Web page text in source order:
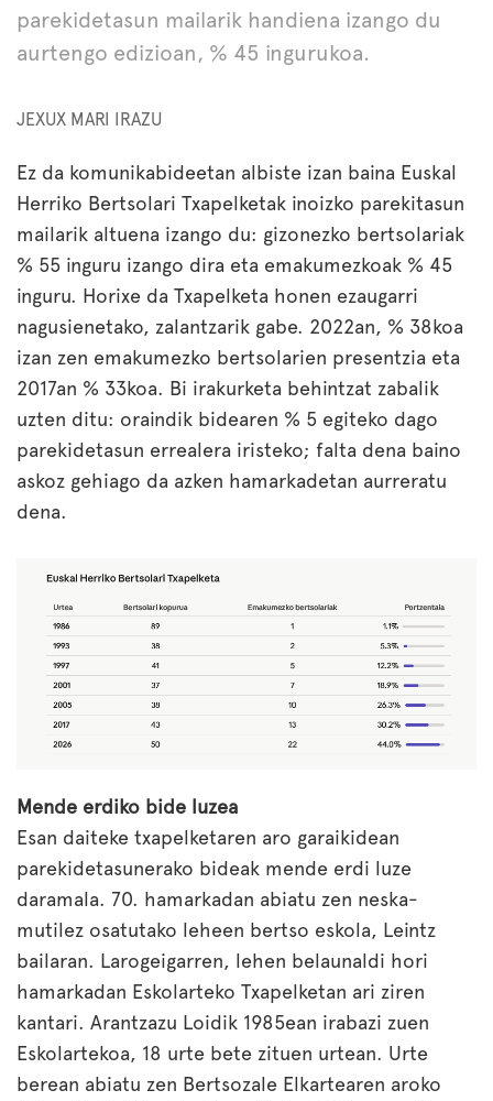
parekidetasun mailarik handiena izango du
aurtengo edizioan, % 45 ingurukoa.
JEXUX MARI IRAZU
Ez da komunikabideetan albiste izan baina Euskal
Herriko Bertsolari Txapelketak inoizko parekitasun
mailarik altuena izango du: gizonezko bertsolariak
% 55 inguru izango dira eta emakumezkoak % 45
inguru. Horixe da Txapelketa honen ezaugarri
nagusienetako, zalantzarik gabe. 2022an, % 38koa
izan zen emakumezko bertsolarien presentzia eta
2017an % 33koa. Bi irakurketa behintzat zabalik
uzten ditu: oraindik bidearen % 5 egiteko dago
parekidetasun errealera iristeko; falta dena baino
askoz gehiago da azken hamarkadetan aurreratu
dena.
Mende erdiko bide luzea
Esan daiteke txapelketaren aro garaikidean
parekidetasunerako bideak mende erdi luze
daramala. 70. hamarkadan abiatu zen neska-
mutilez osatutako leheen bertso eskola, Leintz
bailaran. Larogeigarren, lehen belaunaldi hori
hamarkadan Eskolarteko Txapelketan ari ziren
kantari. Arantzazu Loidik 1985ean irabazi zuen
Eskolartekoa, 18 urte bete zituen urtean. Urte
berean abiatu zen Bertsozale Elkartearen aroko